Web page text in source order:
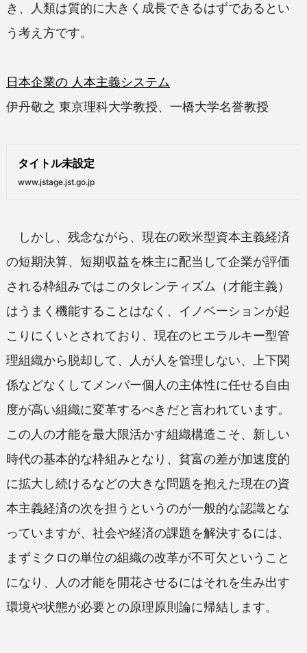
き、人類は質的に大きく成長できるはずであるとい
う考え方です。
日本企業の 人本主義システム
伊丹敬之 東京理科大学教授、一橋大学名誉教授
タイトル未設定
www.jstage.jst.go.jp
しかし、残念ながら、現在の欧米型資本主義経済
の短期決算、短期収益を株主に配当して企業が評価
される枠組みではこのタレンティズム（才能主義）
はうまく機能することはなく、イノベーションが起
こりにくいとされており、現在のヒエラルキー型管
理組織から脱却して、人が人を管理しない、上下関
係などなくしてメンバー個人の主体性に任せる自由
度が高い組織に変革するべきだと言われています。
この人の才能を最大限活かす組織構造こそ、新しい
時代の基本的な枠組みとなり、貧富の差が加速度的
に拡大し続けるなどの大きな問題を抱えた現在の資
本主義経済の次を担うというのが一般的な認識とな
っていますが、社会や経済の課題を解決するには、
まずミクロの単位の組織の改革が不可欠ということ
になり、人の才能を開花させるにはそれを生み出す
環境や状態が必要との原理原則論に帰結します。